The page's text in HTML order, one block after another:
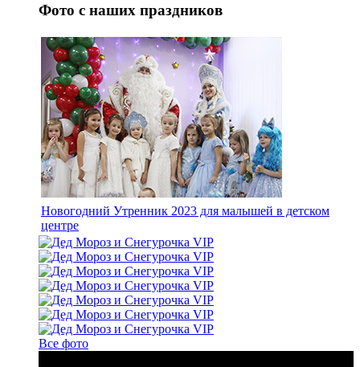
Фото с наших праздников
Новогодний Утренник 2023 для малышей в детском
центре
Все фото